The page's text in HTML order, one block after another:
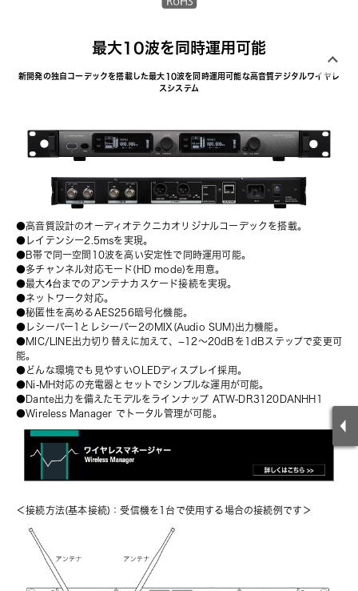
最大10波を同時運用可能
新開発の独自コーデックを搭載した最大10波を同時運用可能な高音質デジタルワイヤレ
スシステム
●高音質設計のオーディオテクニカオリジナルコーデックを搭載。
●レイテンシー2.5msを実現。
●B帯で同一空間10波を高い安定性で同時運用可能。
●多チャンネル対応モード(HD mode)を用意。
●最大4台までのアンテナカスケード接続を実現。
●ネットワーク対応。
●秘匿性を高めるAES256暗号化機能。
●レシーバー1とレシーバー2のMIX(Audio SUM)出力機能。
●MIC/LINE出力切り替えに加えて、−12～20dBを1dBステップで変更可
能。
●どんな環境でも見やすいOLEDディスプレイ採用。
●Ni-MH対応の充電器とセットでシンプルな運用が可能。
●Dante出力を備えたモデルをラインナップ ATW-DR3120DANHH1
●Wireless Manager でトータル管理が可能。
＜接続方法(基本接続)：受信機を1台で使用する場合の接続例です＞